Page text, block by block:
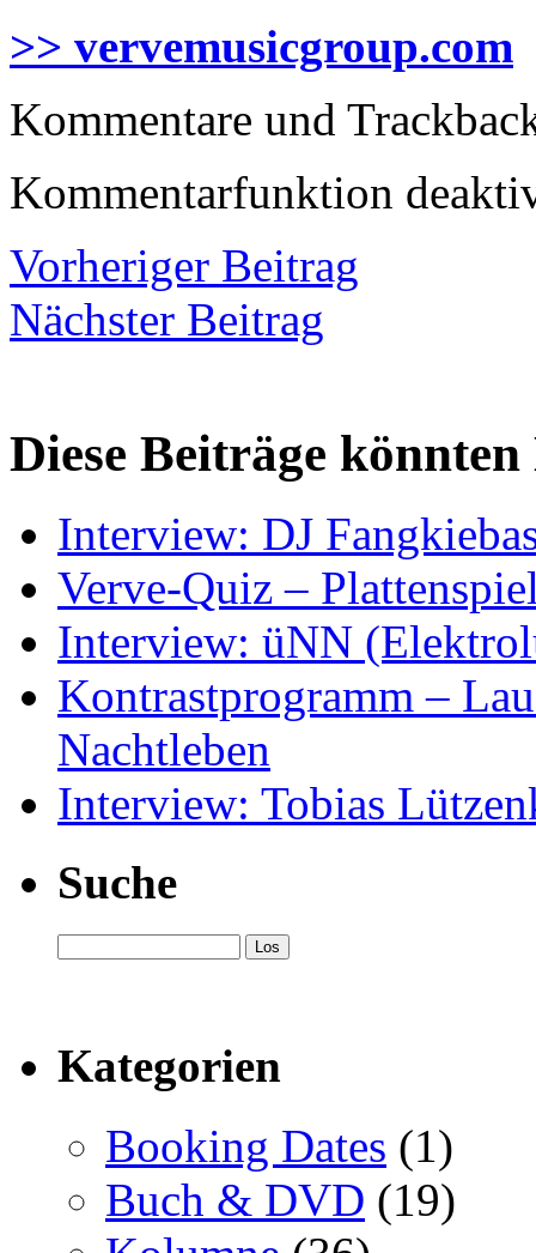
>> vervemusicgroup.com
Kommentare und
Kommentarfunktion
Vorheriger Beitrag
Nächster Beitrag
Diese Beiträge
Interview: DJ
Verve-Quiz –
Interview: üNN
Kontrastprogramm –
Nachtleben
Interview: Tobias
Suche
Kategorien
Booking Dates (1)
Buch & DVD (19)